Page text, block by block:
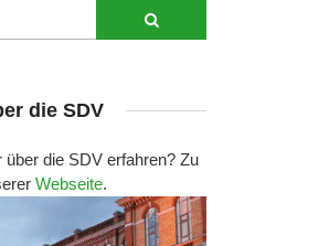
die SDV
über die SDV erfahren? Zu
Webseite.